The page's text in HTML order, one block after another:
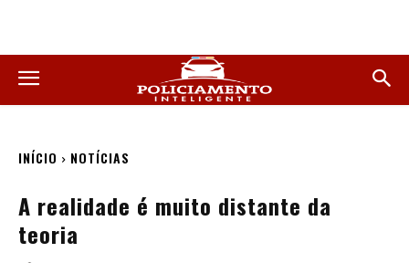
INÍCIO NOTÍCIAS
A realidade é muito distante da
teoria